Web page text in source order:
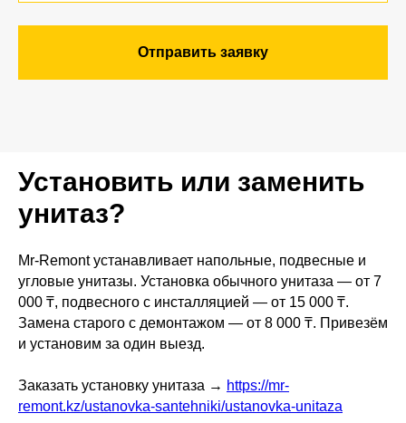
Отправить заявку
Установить или заменить
унитаз?
Mr-Remont устанавливает напольные, подвесные и
угловые унитазы. Установка обычного унитаза — от 7
000 ₸, подвесного с инсталляцией — от 15 000 ₸.
Замена старого с демонтажом — от 8 000 ₸. Привезём
и установим за один выезд.
Заказать установку унитаза → https://mr-
remont.kz/ustanovka-santehniki/ustanovka-unitaza